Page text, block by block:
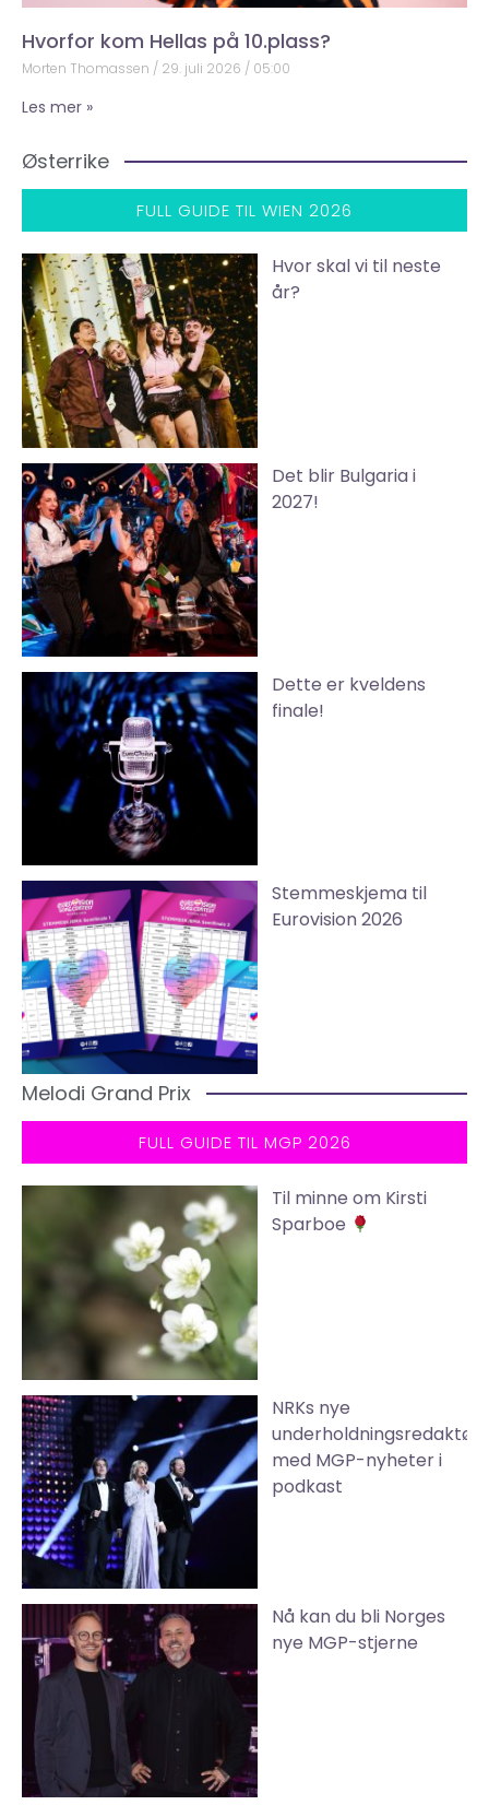
Hvorfor kom Hellas på 10.plass?
Morten Thomassen 29. juli 2026 05:00
Les mer »
Østerrike
FULL GUIDE TIL WIEN 2026
Hvor skal vi til neste
år?
Det blir Bulgaria i
2027!
Dette er kveldens
finale!
Stemmeskjema til
Eurovision 2026
Melodi Grand Prix
FULL GUIDE TIL MGP 2026
Til minne om Kirsti
Sparboe
NRKs nye
underholdningsredaktør
med MGP-nyheter i
podkast
Nå kan du bli Norges
nye MGP-stjerne